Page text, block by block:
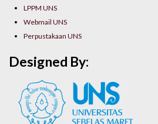
LPPM UNS
Webmail UNS
Perpustakaan UNS
Designed By: